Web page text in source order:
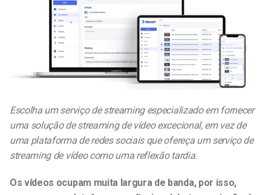
Escolha um serviço de streaming especializado em fornecer
uma solução de streaming de vídeo excecional, em vez de
uma plataforma de redes sociais que ofereça um serviço de
streaming de vídeo como uma reflexão tardia.
Os vídeos ocupam muita largura de banda, por isso,